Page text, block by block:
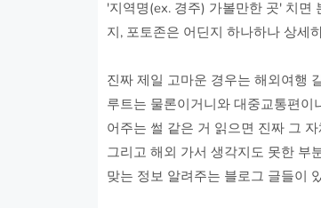
'지역명(ex. 경주) 가볼만한 곳' 치면
지, 포토존은 어딘지 하나하나 상세
진짜 제일 고마운 경우는 해외여행
루트는 물론이거니와 대중교통편이
어주는 썰 같은 거 읽으면 진짜 그
그리고 해외 가서 생각지도 못한 부
맞는 정보 알려주는 블로그 글들이